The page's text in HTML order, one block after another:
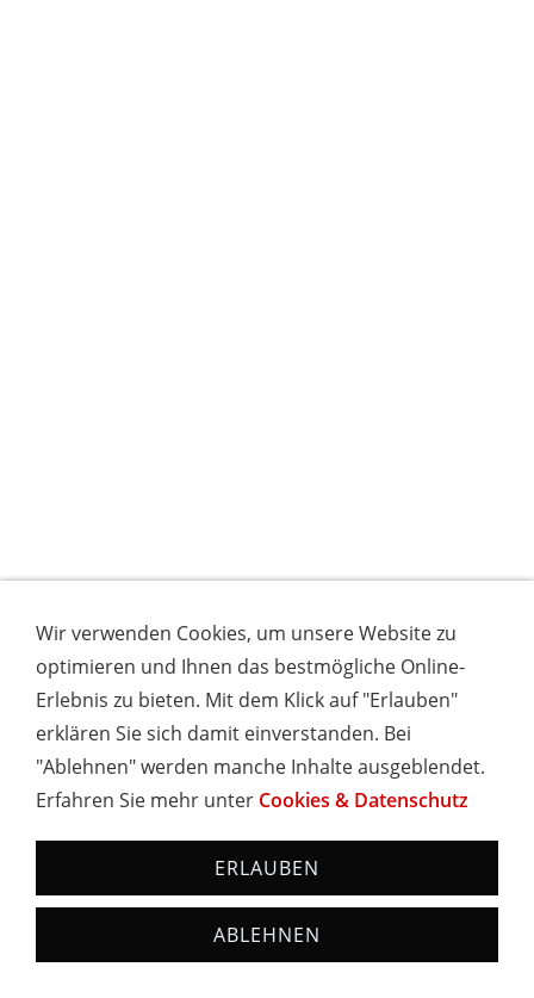
Wir verwenden Cookies, um unsere Website zu
optimieren und Ihnen das bestmögliche Online-
Erlebnis zu bieten. Mit dem Klick auf "Erlauben"
erklären Sie sich damit einverstanden. Bei
"Ablehnen" werden manche Inhalte ausgeblendet.
Erfahren Sie mehr unter Cookies & Datenschutz
ERLAUBEN
ABLEHNEN